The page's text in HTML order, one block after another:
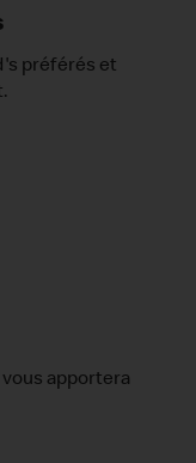
préférés et
apportera